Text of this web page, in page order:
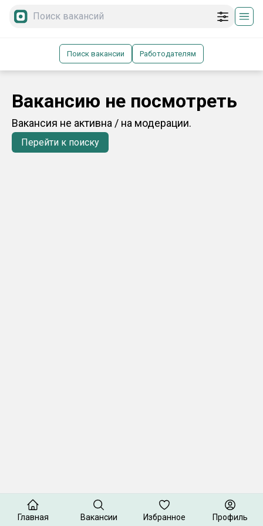
Поиск вакансии Работодателям
Вакансию не посмотреть
Вакансия не активна / на модерации.
Перейти к поиску
Главная Вакансии Избранное Профиль